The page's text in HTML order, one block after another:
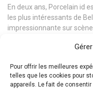
Pour offrir les meilleures
telles que les cookies pour
appareils. Le fait de
En deux ans, Porcelain id
les plus intéressants de
impressionnante sur
INFOS PRATIQUES